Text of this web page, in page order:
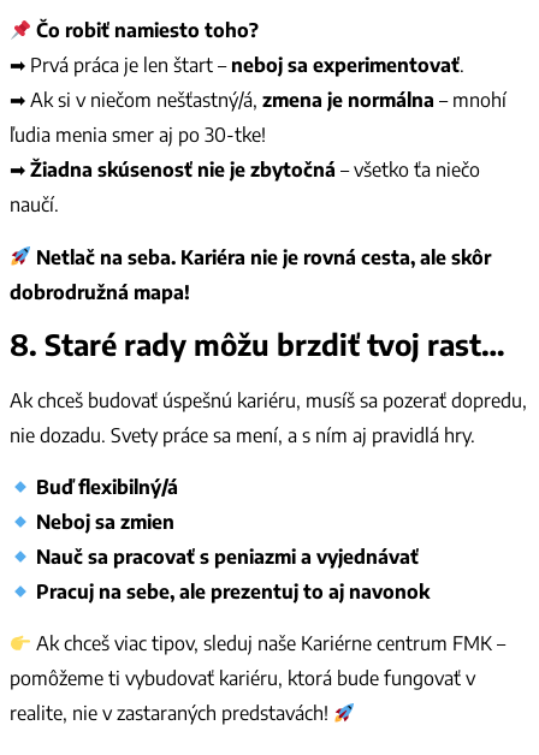
Čo robiť namiesto toho?
➡ Prvá práca je len štart – neboj sa experimentovať.
➡ Ak si v niečom nešťastný/á, zmena je normálna – mnohí
ľudia menia smer aj po 30-tke!
➡ Žiadna skúsenosť nie je zbytočná – všetko ťa niečo
naučí.
Netlač na seba. Kariéra nie je rovná cesta, ale skôr
dobrodružná mapa!
8. Staré rady môžu brzdiť tvoj rast…
Ak chceš budovať úspešnú kariéru, musíš sa pozerať dopredu,
nie dozadu. Svety práce sa mení, a s ním aj pravidlá hry.
Buď flexibilný/á
Neboj sa zmien
Nauč sa pracovať s peniazmi a vyjednávať
Pracuj na sebe, ale prezentuj to aj navonok
Ak chceš viac tipov, sleduj naše Kariérne centrum FMK –
pomôžeme ti vybudovať kariéru, ktorá bude fungovať v
realite, nie v zastaraných predstavách!